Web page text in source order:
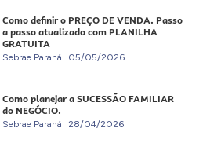
Como definir o PREÇO DE VENDA. Passo
a passo atualizado com PLANILHA
GRATUITA
Sebrae Paraná 05/05/2026
Como planejar a SUCESSÃO FAMILIAR
do NEGÓCIO.
Sebrae Paraná 28/04/2026